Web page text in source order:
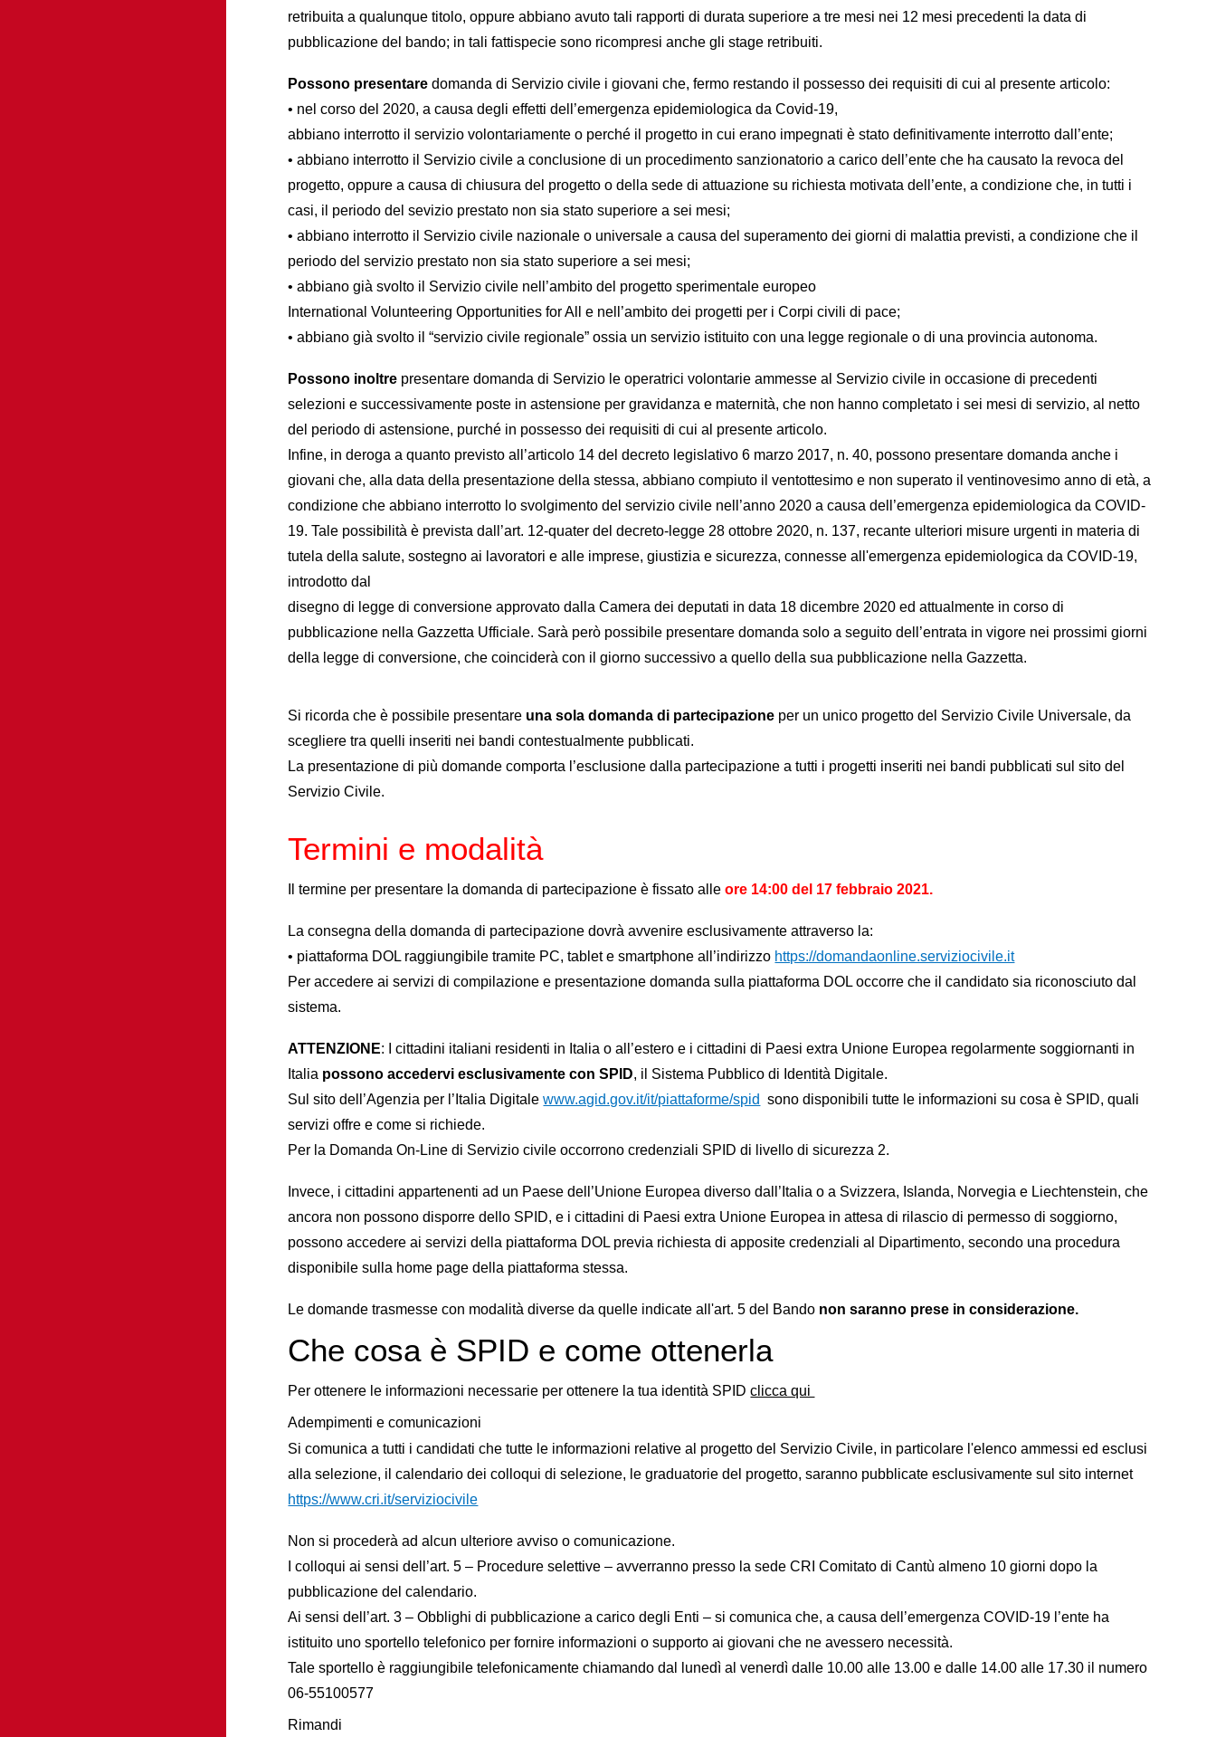
retribuita a qualunque titolo, oppure abbiano avuto tali rapporti di durata superiore a tre mesi nei 12 mesi precedenti la data di
pubblicazione del bando; in tali fattispecie sono ricompresi anche gli stage retribuiti.
Possono presentare domanda di Servizio civile i giovani che, fermo restando il possesso dei requisiti di cui al presente articolo:
• nel corso del 2020, a causa degli effetti dell’emergenza epidemiologica da Covid-19,
abbiano interrotto il servizio volontariamente o perché il progetto in cui erano impegnati è stato definitivamente interrotto dall’ente;
• abbiano interrotto il Servizio civile a conclusione di un procedimento sanzionatorio a carico dell’ente che ha causato la revoca del
progetto, oppure a causa di chiusura del progetto o della sede di attuazione su richiesta motivata dell’ente, a condizione che, in tutti i
casi, il periodo del sevizio prestato non sia stato superiore a sei mesi;
• abbiano interrotto il Servizio civile nazionale o universale a causa del superamento dei giorni di malattia previsti, a condizione che il
periodo del servizio prestato non sia stato superiore a sei mesi;
• abbiano già svolto il Servizio civile nell’ambito del progetto sperimentale europeo
International Volunteering Opportunities for All e nell’ambito dei progetti per i Corpi civili di pace;
• abbiano già svolto il “servizio civile regionale” ossia un servizio istituito con una legge regionale o di una provincia autonoma.
Possono inoltre presentare domanda di Servizio le operatrici volontarie ammesse al Servizio civile in occasione di precedenti
selezioni e successivamente poste in astensione per gravidanza e maternità, che non hanno completato i sei mesi di servizio, al netto
del periodo di astensione, purché in possesso dei requisiti di cui al presente articolo.
Infine, in deroga a quanto previsto all’articolo 14 del decreto legislativo 6 marzo 2017, n. 40, possono presentare domanda anche i
giovani che, alla data della presentazione della stessa, abbiano compiuto il ventottesimo e non superato il ventinovesimo anno di età, a
condizione che abbiano interrotto lo svolgimento del servizio civile nell’anno 2020 a causa dell’emergenza epidemiologica da COVID-
19. Tale possibilità è prevista dall’art. 12-quater del decreto-legge 28 ottobre 2020, n. 137, recante ulteriori misure urgenti in materia di
tutela della salute, sostegno ai lavoratori e alle imprese, giustizia e sicurezza, connesse all'emergenza epidemiologica da COVID-19,
introdotto dal
disegno di legge di conversione approvato dalla Camera dei deputati in data 18 dicembre 2020 ed attualmente in corso di
pubblicazione nella Gazzetta Ufficiale. Sarà però possibile presentare domanda solo a seguito dell’entrata in vigore nei prossimi giorni
della legge di conversione, che coinciderà con il giorno successivo a quello della sua pubblicazione nella Gazzetta.
Si ricorda che è possibile presentare una sola domanda di partecipazione per un unico progetto del Servizio Civile Universale, da
scegliere tra quelli inseriti nei bandi contestualmente pubblicati.
La presentazione di più domande comporta l’esclusione dalla partecipazione a tutti i progetti inseriti nei bandi pubblicati sul sito del
Servizio Civile.
Termini e modalità
Il termine per presentare la domanda di partecipazione è fissato alleore 14:00 del 17 febbraio 2021.
La consegna della domanda di partecipazione dovrà avvenire esclusivamente attraverso la:
• piattaforma DOL raggiungibile tramite PC, tablet e smartphone all’indirizzo https://domandaonline.serviziocivile.it
Per accedere ai servizi di compilazione e presentazione domanda sulla piattaforma DOL occorre che il candidato sia riconosciuto dal
sistema.
ATTENZIONE: I cittadini italiani residenti in Italia o all’estero e i cittadini di Paesi extra Unione Europea regolarmente soggiornanti in
Italia possono accedervi esclusivamente con SPID, il Sistema Pubblico di Identità Digitale.
Sul sito dell’Agenzia per l’Italia Digitalewww.agid.gov.it/it/piattaforme/spid sono disponibili tutte le informazioni su cosa è SPID, quali
servizi offre e come si richiede.
Per la Domanda On-Line di Servizio civile occorrono credenziali SPID di livello di sicurezza 2.
Invece, i cittadini appartenenti ad un Paese dell’Unione Europea diverso dall’Italia o a Svizzera, Islanda, Norvegia e Liechtenstein, che
ancora non possono disporre dello SPID, e i cittadini di Paesi extra Unione Europea in attesa di rilascio di permesso di soggiorno,
possono accedere ai servizi della piattaforma DOL previa richiesta di apposite credenziali al Dipartimento, secondo una procedura
disponibile sulla home page della piattaforma stessa.
Le domande trasmesse con modalità diverse da quelle indicate all'art. 5 del Bando non saranno prese in considerazione.
Che cosa è SPID e come ottenerla
Per ottenere le informazioni necessarie per ottenere la tua identità SPIDclicca qui
Adempimenti e comunicazioni
Si comunica a tutti i candidati che tutte le informazioni relative al progetto del Servizio Civile, in particolare l'elenco ammessi ed esclusi
alla selezione, il calendario dei colloqui di selezione, le graduatorie del progetto, saranno pubblicate esclusivamente sul sito internet
https://www.cri.it/serviziocivile
Non si procederà ad alcun ulteriore avviso o comunicazione.
I colloqui ai sensi dell’art. 5 – Procedure selettive – avverranno presso la sede CRI Comitato di Cantù almeno 10 giorni dopo la
pubblicazione del calendario.
Ai sensi dell’art. 3 – Obblighi di pubblicazione a carico degli Enti – si comunica che, a causa dell’emergenza COVID-19 l’ente ha
istituito uno sportello telefonico per fornire informazioni o supporto ai giovani che ne avessero necessità.
Tale sportello è raggiungibile telefonicamente chiamando dal lunedì al venerdì dalle 10.00 alle 13.00 e dalle 14.00 alle 17.30 il numero
06-55100577
Rimandi